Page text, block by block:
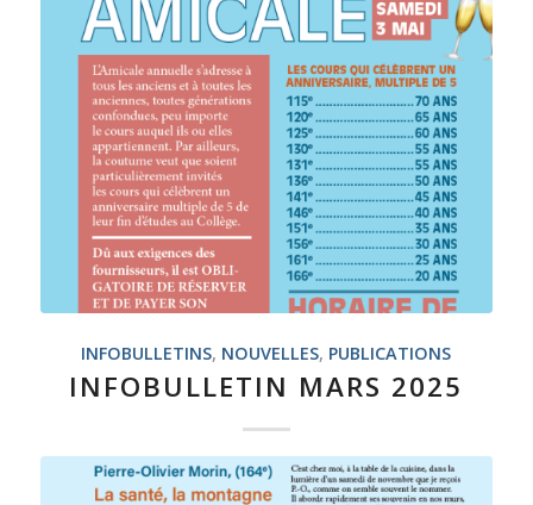
INFOBULLETINS, NOUVELLES, PUBLICATIONS
INFOBULLETIN MARS 2025